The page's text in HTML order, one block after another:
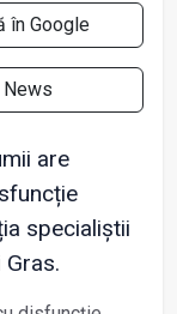
în Google
News
are
specialiștii